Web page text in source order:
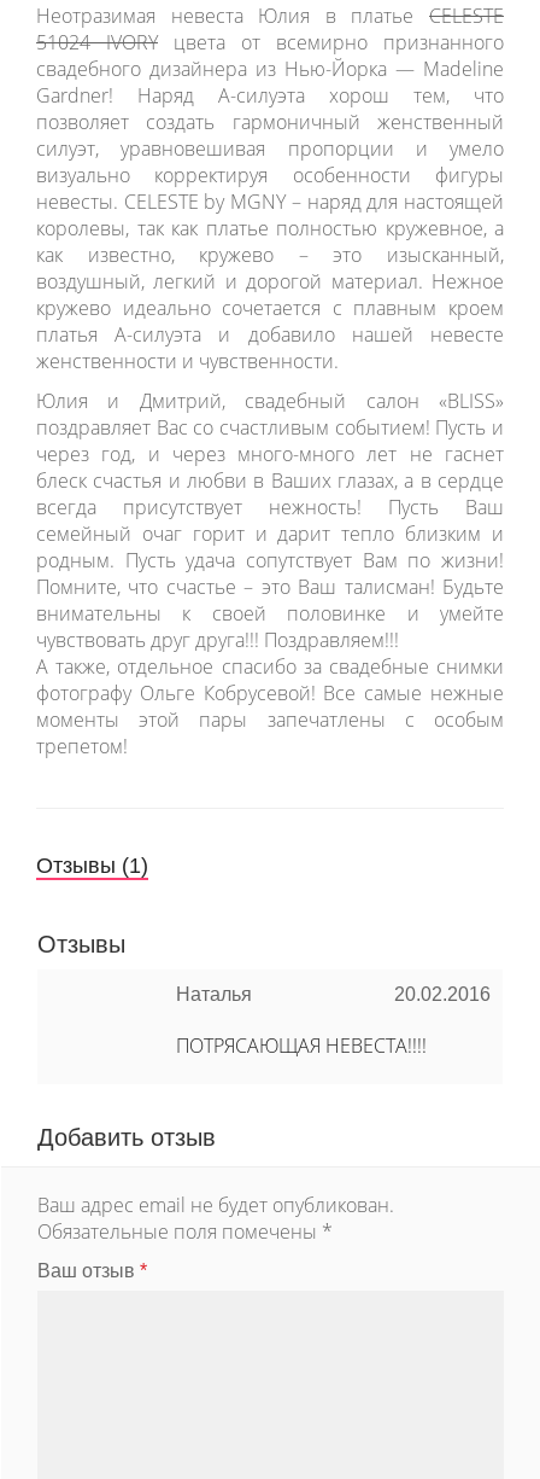
Неотразимая невеста Юлия в платье CELESTE
51024 IVORYцвета от всемирно признанного
свадебного дизайнера из Нью-Йорка — Madeline
Gardner! Наряд А-силуэта хорош тем, что
позволяет создать гармоничный женственный
силуэт, уравновешивая пропорции и умело
визуально корректируя особенности фигуры
невесты. CELESTE by MGNY – наряд для настоящей
королевы, так как платье полностью кружевное, а
как известно, кружево – это изысканный,
воздушный, легкий и дорогой материал. Нежное
кружево идеально сочетается с плавным кроем
платья А-силуэта и добавило нашей невесте
женственности и чувственности.
Юлия и Дмитрий, свадебный салон «BLISS»
поздравляет Вас со счастливым событием! Пусть и
через год, и через много-много лет не гаснет
блеск счастья и любви в Ваших глазах, а в сердце
всегда присутствует нежность! Пусть Ваш
семейный очаг горит и дарит тепло близким и
родным. Пусть удача сопутствует Вам по жизни!
Помните, что счастье – это Ваш талисман! Будьте
внимательны к своей половинке и умейте
чувствовать друг друга!!! Поздравляем!!!
А также, отдельное спасибо за свадебные снимки
фотографу Ольге Кобрусевой! Все самые нежные
моменты этой пары запечатлены с особым
трепетом!
Отзывы (1)
Отзывы
Наталья 20.02.2016
ПОТРЯСАЮЩАЯ НЕВЕСТА!!!!
Добавить отзыв
Ваш адрес email не будет опубликован.
Обязательные поля помечены *
Ваш отзыв *